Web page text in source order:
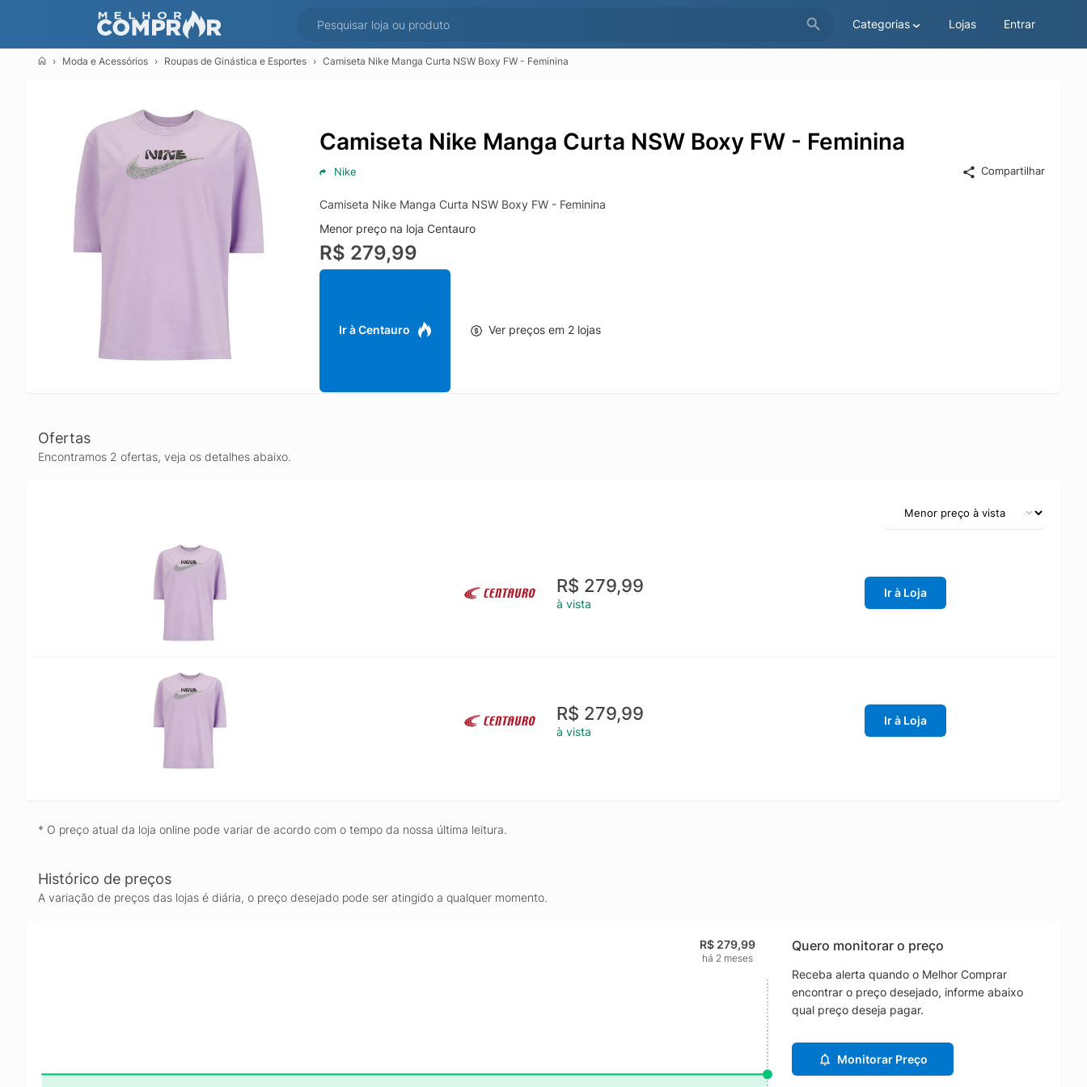
Categorias Lojas Entrar
Moda e Acessórios Roupas de Ginástica e Esportes Camiseta Nike Manga Curta NSW Boxy FW - Feminina
Camiseta Nike Manga Curta NSW Boxy FW - Feminina
Nike Compartilhar
Camiseta Nike Manga Curta NSW Boxy FW - Feminina
Menor preço na loja Centauro
R$ 279,99
Ir à Centauro Ver preços em 2 lojas
Ofertas
Encontramos 2 ofertas, veja os detalhes abaixo.
R$ 279,99
à vista
Ir à Loja
R$ 279,99
à vista
Ir à Loja
* O preço atual da loja online pode variar de acordo com o tempo da nossa última leitura.
Histórico de preços
A variação de preços das lojas é diária, o preço desejado pode ser atingido a qualquer momento.
R$ 279,99
há 2 meses
Quero monitorar o preço
Receba alerta quando o Melhor Comprar
encontrar o preço desejado, informe abaixo
qual preço deseja pagar.
Monitorar Preço